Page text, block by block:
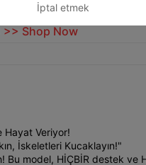
i7 Series — Now Only $229
>> Shop Now
Hayat Veriyor!
İskeletleri Kucaklayın!"
Bu model, HİÇBİR destek ve
İptal etmek